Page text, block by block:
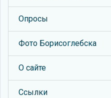
Опросы
Фото Борисоглебска
О сайте
Ссылки